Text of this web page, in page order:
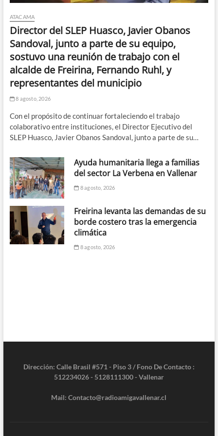
ATACAMA
Director del SLEP Huasco, Javier Obanos
Sandoval, junto a parte de su equipo,
sostuvo una reunión de trabajo con el
alcalde de Freirina, Fernando Ruhl, y
representantes del municipio
8 agosto, 2026
Con el propósito de continuar fortaleciendo el trabajo
colaborativo entre instituciones, el Director Ejecutivo del
SLEP Huasco, Javier Obanos Sandoval, junto a parte de su…
Ayuda humanitaria llega a familias
del sector La Verbena en Vallenar
8 agosto, 2026
Freirina levanta las demandas de su
borde costero tras la emergencia
climática
8 agosto, 2026
Dirección: Calle Brasil #571 - Piso 3 / Fono De Contacto :
512234026 - 5128111300 - Vallenar
Mail: Contacto@radioamigavallenar.cl